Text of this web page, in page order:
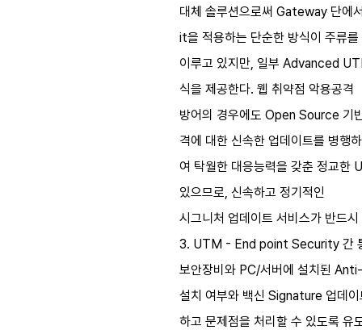
대체 솔루션으로써 Gateway 단에
it을 적용하는 단순한 방식이 주류를
이루고 있지만, 일부 Advanced
식을 제공한다. 웹 취약점 악용공격
방어의 경우에도 Open Source 기
격에 대한 신속한 업데이트를 병행하
여 탁월한 대응능력을 갖춘 정교한
있으므로, 신속하고 정기적인
시그니처 업데이트 서비스가 반드
3. UTM - End point Security 간
보안장비와 PC/서버에 설치된
설치 여부와 백신 Signature 업데
하고 문제점을 처리할 수 있도록